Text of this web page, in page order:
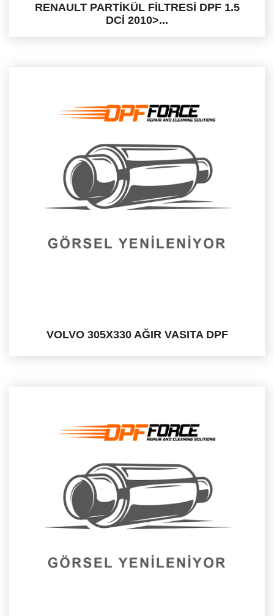
RENAULT PARTİKÜL FİLTRESİ DPF 1.5
DCİ 2010>...
VOLVO 305X330 AĞIR VASITA DPF